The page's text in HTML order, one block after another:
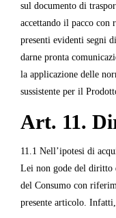
sul documento di
accettando il pacco con
presenti evidenti segni
darne pronta
la applicazione delle
sussistente per il
Art. 11.
11.1 Nell’ipotesi di
Lei non gode del diritto
del Consumo con
presente articolo.